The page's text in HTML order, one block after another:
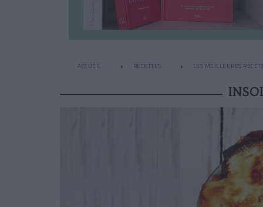
ACCUEIL RECETTES LES MEILLEURES